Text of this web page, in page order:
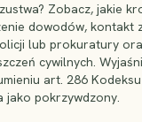
Zobacz, jakie
dowodów, kontakt
lub prokuratury
cywilnych.
art. 286
jako pokrzywdzony.